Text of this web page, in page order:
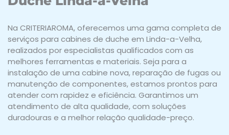
Na CRITERIAROMA, oferecemos uma gama completa de
serviços para cabines de duche em Linda-a-Velha,
realizados por especialistas qualificados com as
melhores ferramentas e materiais. Seja para a
instalação de uma cabine nova, reparação de fugas ou
manutenção de componentes, estamos prontos para
atender com rapidez e eficiência. Garantimos um
atendimento de alta qualidade, com soluções
duradouras e a melhor relação qualidade-preço.